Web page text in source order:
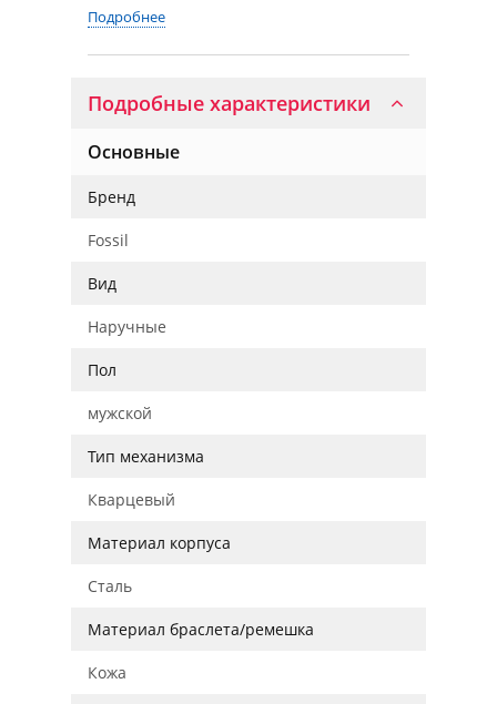
Подробнее
Подробные характеристики
Основные
Бренд
Fossil
Вид
Наручные
Пол
мужской
Тип механизма
Кварцевый
Материал корпуса
Сталь
Материал браслета/ремешка
Кожа